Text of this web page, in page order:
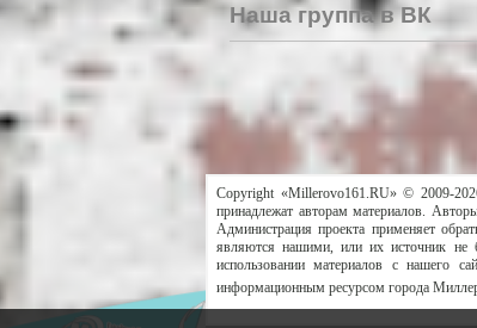
Наша группа в ВК
Copyright «Millerovo161.RU» © 2009-
принадлежат авторам материалов.
Администрация проекта применяет
являются нашими, или их источник не
использовании материалов с нашего
информационным ресурсом города